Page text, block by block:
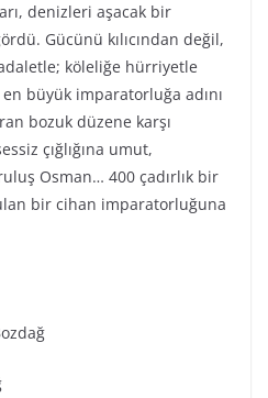
denizleri aşacak bir
Gücünü kılıcından değil,
köleliğe hürriyetle
büyük imparatorluğa adını
bozuk düzene karşı
çığlığına umut,
Osman… 400 çadırlık bir
bir cihan imparatorluğuna